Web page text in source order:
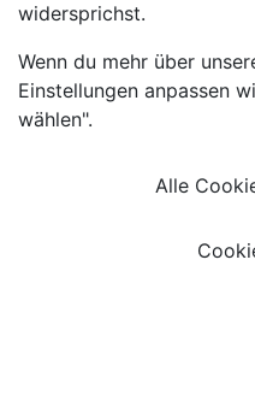
widersprichst.
Wenn du mehr über
Einstellungen anpassen
wählen".
Alle